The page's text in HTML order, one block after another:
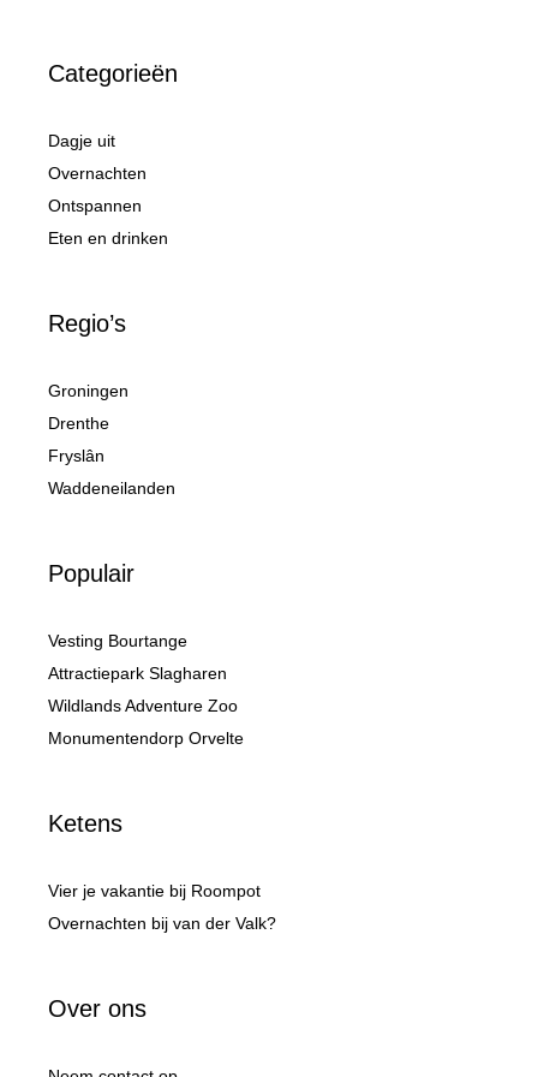
Categorieën
Dagje uit
Overnachten
Ontspannen
Eten en drinken
Regio’s
Groningen
Drenthe
Fryslân
Waddeneilanden
Populair
Vesting Bourtange
Attractiepark Slagharen
Wildlands Adventure Zoo
Monumentendorp Orvelte
Ketens
Vier je vakantie bij Roompot
Overnachten bij van der Valk?
Over ons